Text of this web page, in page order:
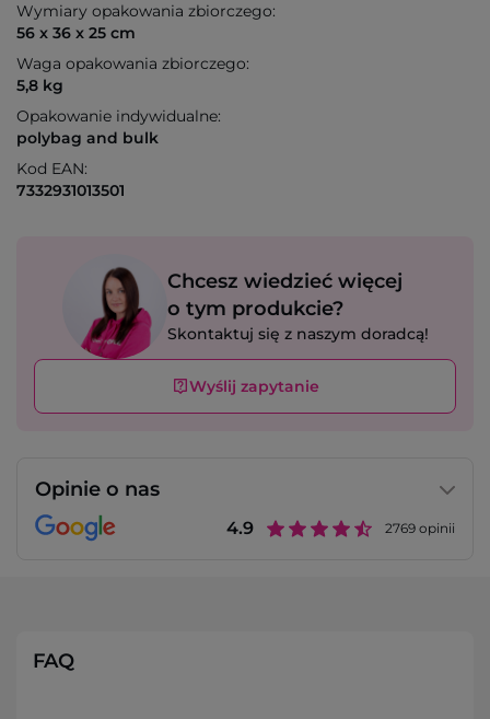
Wymiary opakowania zbiorczego:
56 x 36 x 25 cm
Waga opakowania zbiorczego:
5,8 kg
Opakowanie indywidualne:
polybag and bulk
Kod EAN:
7332931013501
Chcesz wiedzieć więcej
o tym produkcie?
Skontaktuj się z naszym doradcą!
Wyślij zapytanie
Opinie o nas
4.9 2769 opinii
FAQ